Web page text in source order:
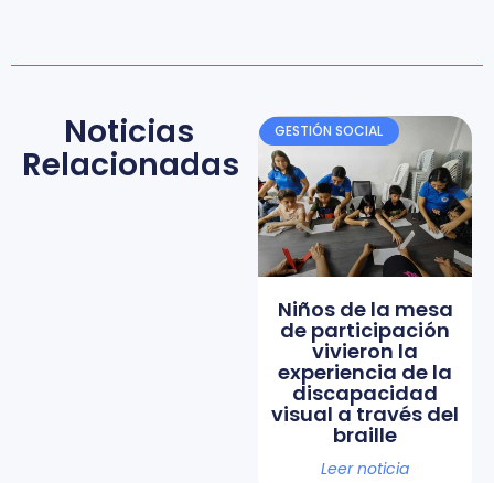
Noticias
Relacionadas
GESTIÓN SOCIAL
Niños de la mesa
de participación
vivieron la
experiencia de la
discapacidad
visual a través del
braille
Leer noticia